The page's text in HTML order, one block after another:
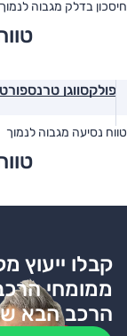
חיסכון בדלק מגבוה לנמוך
פולקסווגן
טווח נסיעה מגבוה לנמוך
קבלו ייעוץ
ממומחי
הרכב הבא